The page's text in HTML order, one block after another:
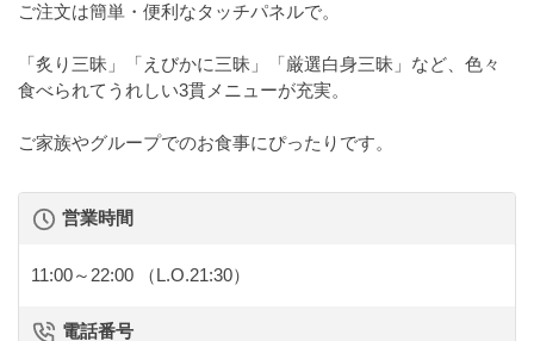
ご注文は簡単・便利なタッチパネルで。
「炙り三昧」「えびかに三昧」「厳選白身三昧」など、色々
食べられてうれしい3貫メニューが充実。
ご家族やグループでのお食事にぴったりです。
営業時間
11:00～22:00 （L.O.21:30）
電話番号